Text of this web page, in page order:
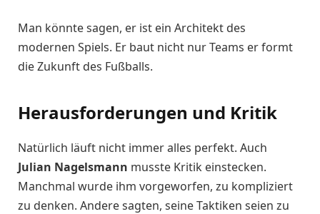
Man könnte sagen, er ist ein Architekt des
modernen Spiels. Er baut nicht nur Teams er formt
die Zukunft des Fußballs.
Herausforderungen und Kritik
Natürlich läuft nicht immer alles perfekt. Auch
Julian Nagelsmann musste Kritik einstecken.
Manchmal wurde ihm vorgeworfen, zu kompliziert
zu denken. Andere sagten, seine Taktiken seien zu